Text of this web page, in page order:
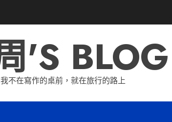
'S BLOG
我不在寫作的桌前，就在旅行的路上